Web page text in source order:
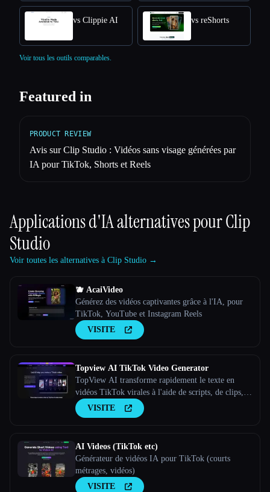
vs Clippie AI vs reShorts
Voir tous les outils comparables.
Featured in
PRODUCT REVIEW
Avis sur Clip Studio : Vidéos sans visage générées par
IA pour TikTok, Shorts et Reels
Applications d'IA alternatives pourClip
Studio
Voir toutes les alternatives à Clip Studio →
🫐 AcaiVideo
Générez des vidéos captivantes grâce à l'IA, pour
TikTok, YouTube et Instagram Reels
VISITE
Topview AI TikTok Video Generator
TopView AI transforme rapidement le texte en
vidéos TikTok virales à l'aide de scripts, de clips,
de voix off et de musique automatisés.
VISITE
AI Videos (TikTok etc)
Générateur de vidéos IA pour TikTok (courts
métrages, vidéos)
VISITE